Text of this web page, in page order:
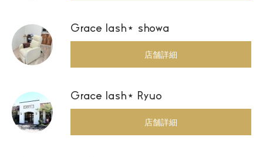
Grace lash⋆ showa
店舗詳細
Grace lash⋆ Ryuo
店舗詳細